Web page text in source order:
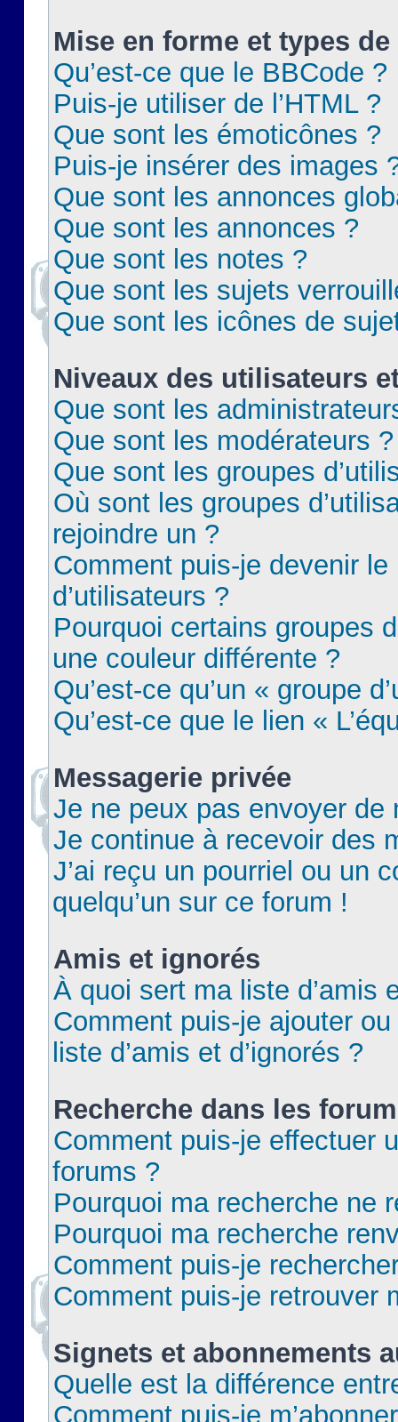
Mise en forme et types
Qu’est-ce que le BBCode ?
Puis-je utiliser de l’HTML ?
Que sont les émoticônes ?
Puis-je insérer des images
Que sont les annonces
Que sont les annonces ?
Que sont les notes ?
Que sont les sujets
Que sont les icônes de
Niveaux des utilisateurs
Que sont les
Que sont les modérateurs ?
Que sont les groupes
Où sont les groupes
rejoindre un ?
Comment puis-je devenir le
d’utilisateurs ?
Pourquoi certains groupes
une couleur différente ?
Qu’est-ce qu’un « groupe
Qu’est-ce que le lien «
Messagerie privée
Je ne peux pas envoyer de
Je continue à recevoir des
J’ai reçu un pourriel ou un
quelqu’un sur ce forum !
Amis et ignorés
À quoi sert ma liste d’amis
Comment puis-je ajouter
liste d’amis et d’ignorés ?
Recherche dans les
Comment puis-je effectuer
forums ?
Pourquoi ma recherche ne
Pourquoi ma recherche
Comment puis-je
Comment puis-je retrouver
Signets et abonnements
Quelle est la différence
Comment puis-je